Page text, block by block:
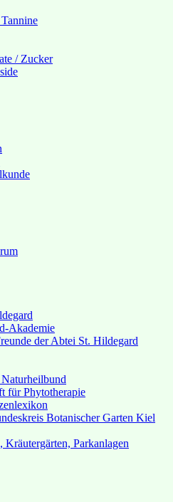
/ Zucker
Akademie
der Abtei St. Hildegard
für Phytotherapie
Botanischer Garten Kiel
Kräutergärten, Parkanlagen